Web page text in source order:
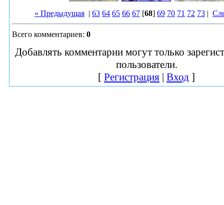
« Предыдущая | 63 64 65 66 67 [68] 69 70 71 72 73 |
Всего комментариев: 0
Добавлять комментарии могут только
пользователи.
[ Регистрация | Вход ]